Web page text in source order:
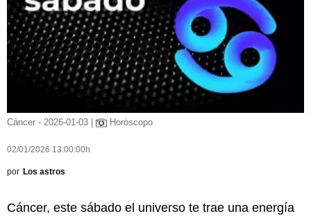
Cáncer - 2026-01-03 | Horóscopo
02/01/2026 13:00:00h
por Los astros
Cáncer, este sábado el universo te trae una energía